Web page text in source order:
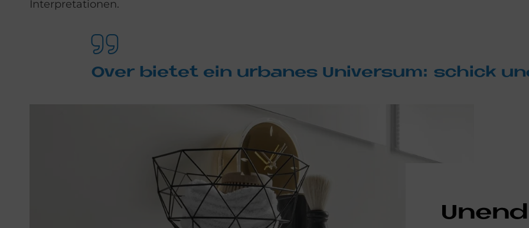
Interpretationen.
Over bie­tet ein ur­ba­nes Uni­ver­sum: schick